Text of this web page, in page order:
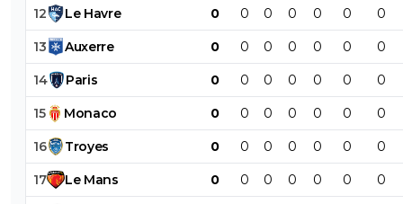
12 Le Havre 0 0 0 0 0 0 0
13 Auxerre 0 0 0 0 0 0 0
14 Paris 0 0 0 0 0 0 0
15 Monaco 0 0 0 0 0 0 0
16 Troyes 0 0 0 0 0 0 0
17 Le Mans 0 0 0 0 0 0 0